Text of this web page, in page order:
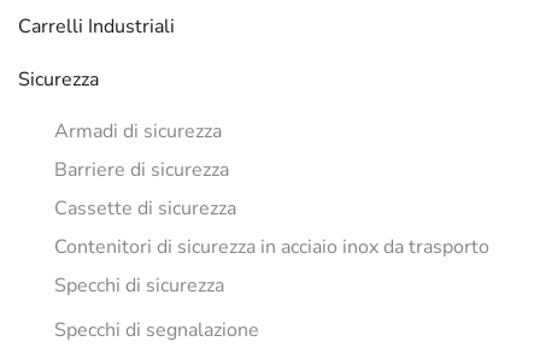
Carrelli Industriali
Sicurezza
Armadi di sicurezza
Barriere di sicurezza
Cassette di sicurezza
Contenitori di sicurezza in acciaio inox da trasporto
Specchi di sicurezza
Specchi di segnalazione